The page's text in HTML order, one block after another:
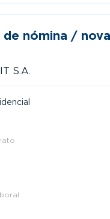
de nómina /
S.A.